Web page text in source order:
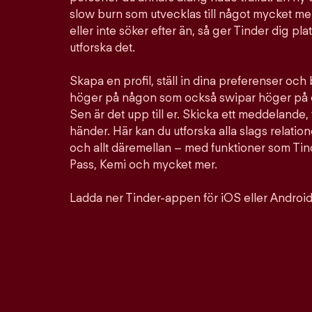
slow burn som utvecklas till något mycket
eller inte söker efter än, så ger Tinder dig
utforska det.
Skapa en profil, ställ in dina preferenser och
höger på någon som också swipar höger
Sen är det upp till er. Skicka ett meddelande,
händer. Här kan du utforska alla slags
och allt däremellan – med funktioner som
Pass, Kemi och mycket mer.
Ladda ner Tinder-appen för iOS eller